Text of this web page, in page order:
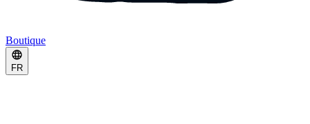
Boutique
FR